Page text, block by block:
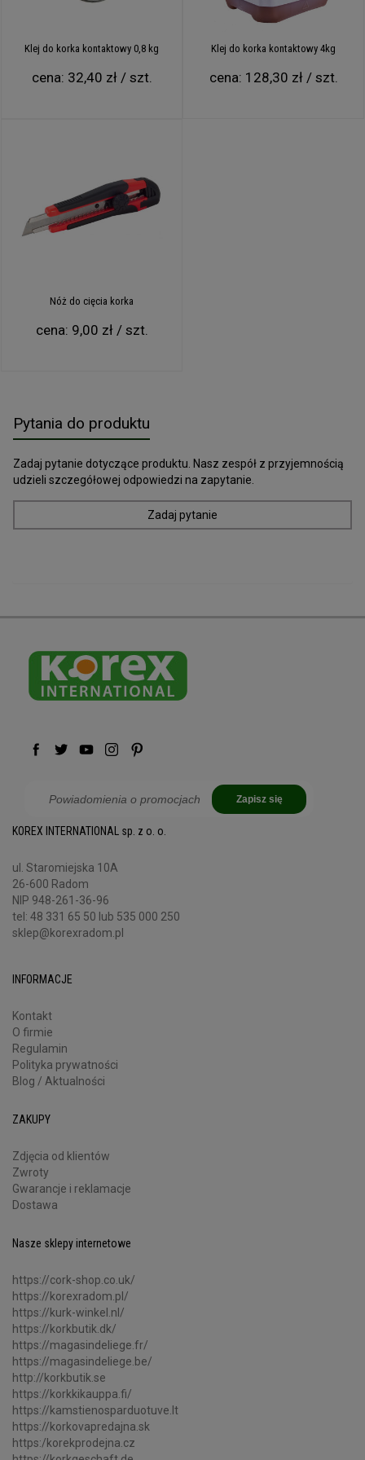
Możesz zabezpieczyć korek taśmą malarską na czas
Klej do korka kontaktowy 0,8 kg
cena: 32,40 zł / szt.
Klej do korka kontaktowy 4kg
cena: 128,30 zł / szt.
Nóż do cięcia korka
cena: 9,00 zł / szt.
Pytania do produktu
Zadaj pytanie dotyczące produktu. Nasz zespół z przyjemnością
udzieli szczegółowej odpowiedzi na zapytanie.
Zadaj pytanie
Zapisz się
KOREX INTERNATIONAL sp. z o. o.
ul. Staromiejska 10A
26-600 Radom
NIP 948-261-36-96
tel: 48 331 65 50 lub 535 000 250
sklep@korexradom.pl
INFORMACJE
Kontakt
O firmie
Regulamin
Polityka prywatności
Blog / Aktualności
ZAKUPY
Zdjęcia od klientów
Zwroty
Gwarancje i reklamacje
Dostawa
Nasze sklepy internetowe
https://cork-shop.co.uk/
https://korexradom.pl/
https://kurk-winkel.nl/
https://korkbutik.dk/
https://magasindeliege.fr/
https://magasindeliege.be/
http://korkbutik.se
https://korkkikauppa.fi/
https://kamstienosparduotuve.lt
https://korkovapredajna.sk
https:/korekprodejna.cz